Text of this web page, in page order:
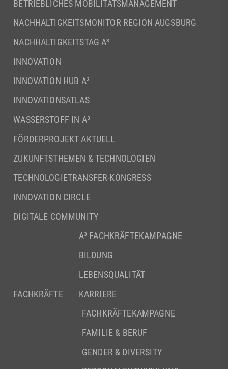
BETRIEBLICHES MOBILITÄTSMANAGEMENT
NACHHALTIGKEITSMONITOR REGION AUGSBURG
NACHHALTIGKEITSTAG A³
INNOVATION
INNOVATION HUB A³
INNOVATIONSATLAS
WASSERSTOFF IN A³
FÖRDERPROJEKT AKTUELL
ZUKUNFTSTHEMEN & TECHNOLOGIEN
TECHNOLOGIETRANSFER-KONGRESS
INNOVATION CIRCLE
DIGITALE COMMUNITY
FACHKRÄFTE
A³ FACHKRÄFTEKAMPAGNE
BILDUNG
LEBENSQUALITÄT
KARRIERE
FACHKRÄFTEKAMPAGNE
FAMILIE & BERUF
GENDER & DIVERSITY